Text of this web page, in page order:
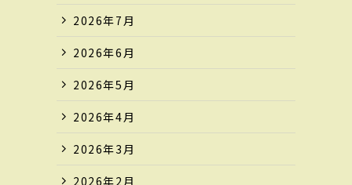
2026年7月
2026年6月
2026年5月
2026年4月
2026年3月
2026年2月